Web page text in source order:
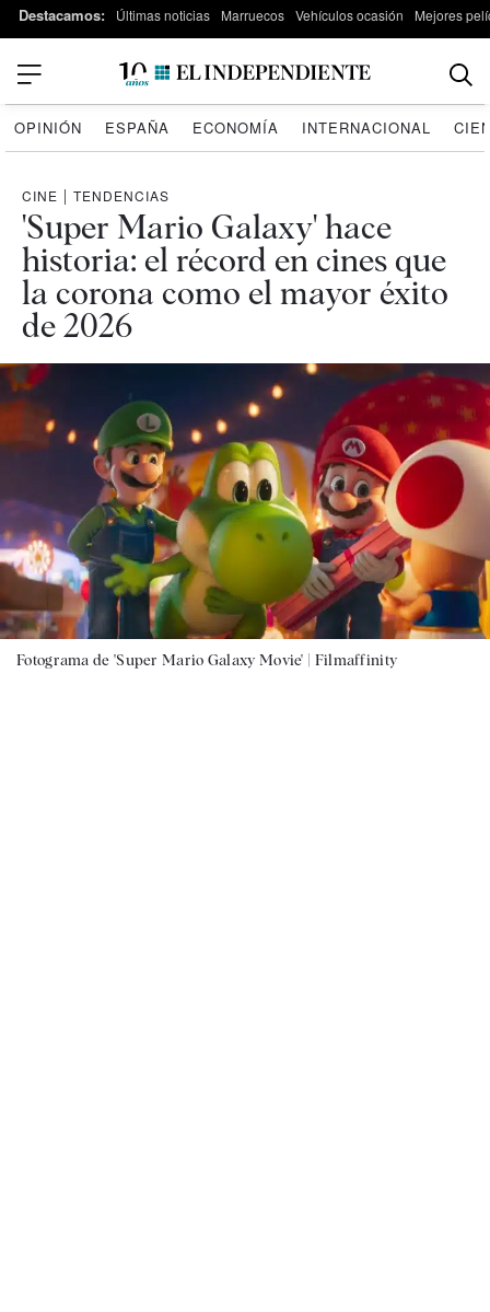
Destacamos: Últimas noticias Marruecos Vehículos ocasión Mejores
OPINIÓN ESPAÑA ECONOMÍA INTERNACIONAL
CINE | TENDENCIAS
'Super Mario Galaxy' hace
historia: el récord en cines que
la corona como el mayor éxito
de 2026
Fotograma de 'Super Mario Galaxy Movie' | Filmaffinity